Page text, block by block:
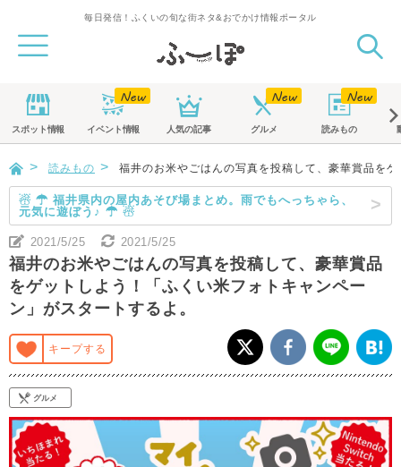
毎日発信！ふくいの旬な街ネタ&おでかけ情報ポータル
スポット情報 イベント情報 人気の記事 グルメ 読みもの
読みもの 福井のお米やごはんの写真を投稿して、豪華賞品を
☃ ☂ 福井県内の屋内あそび場まとめ。雨でもへっちゃら、
元気に遊ぼう♪ ☂ ☃
2021/5/25 2021/5/25
福井のお米やごはんの写真を投稿して、豪華賞品
をゲットしよう！「ふくい米フォトキャンペー
ン」がスタートするよ。
キープする
グルメ